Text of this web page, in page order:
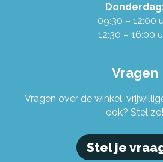
09:30 – 12:00
12:30 – 16:00
Vragen
Vragen over de winkel,
ook? Stel ze!
Stel je